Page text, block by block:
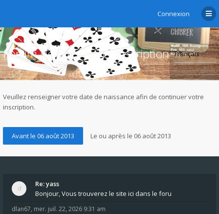
Connexion
Forum de chibre.ch - Inscription
Veuillez renseigner votre date de naissance afin de continuer votre
inscription.
Re: yass
Bonjour, Vous trouverez le site ici dans le foru
dlan67, mer. juil. 22, 2026 9:31 am